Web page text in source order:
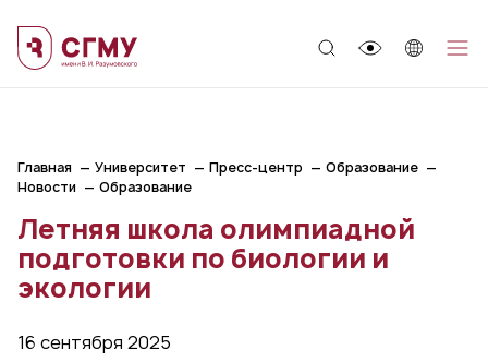
Главная Университет Пресс-центр
Образование
Новости
Образование
Летняя школа олимпиадной
подготовки по биологии и
экологии
16 сентября 2025